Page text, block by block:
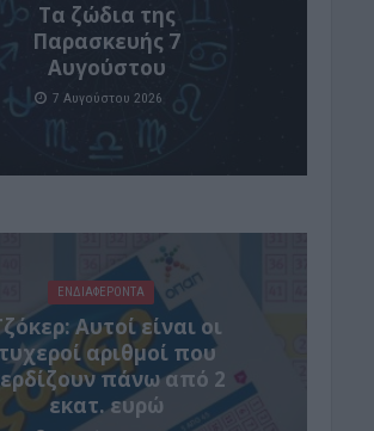
Tα ζώδια της
Παρασκευής 7
Αυγούστου
7 Αυγούστου 2026
ΕΝΔΙΑΦΕΡΟΝΤΑ
Αυτοί είναι οι
τυχεροί αριθμοί που
πάνω από 2
εκατ. ευρώ